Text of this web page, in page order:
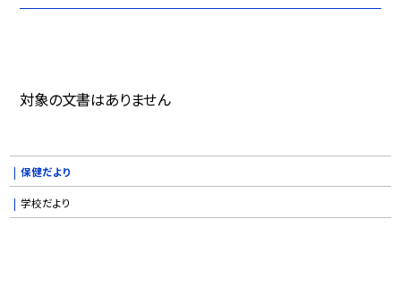
対象の文書はありません
保健だより
学校だより